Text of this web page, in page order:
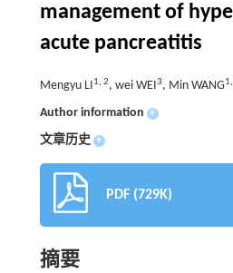
management of
acute pancreatitis
Mengyu LI1, 2, wei WEI3, Min WANG1,
Author information +
文章历史 +
PDF (729K)
摘要